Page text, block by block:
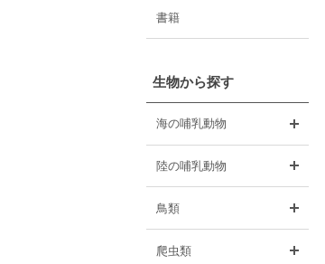
書籍
生物から探す
海の哺乳動物
陸の哺乳動物
鳥類
爬虫類